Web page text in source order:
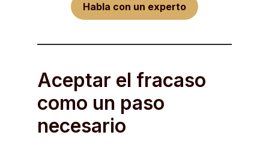
Habla con un experto
Aceptar el fracaso
como un paso
necesario